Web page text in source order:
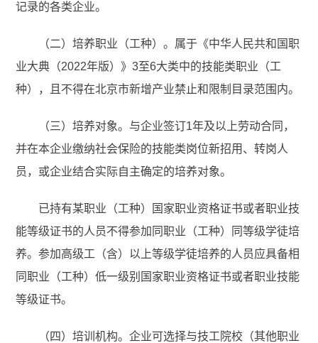
记录的各类企业。
（二）培养职业（工种）。属于《中华人民共和国职
业大典（2022年版）》3至6大类中的技能类职业（工
种），且不得在北京市新增产业禁止和限制目录范围内。
（三）培养对象。与企业签订1年及以上劳动合同，
并在本企业缴纳社会保险的技能类岗位新招用、转岗人
员，或企业结合实际自主确定的培养对象。
已持有某职业（工种）国家职业资格证书或者职业技
能等级证书的人员不得参加同职业（工种）同等级学徒培
养。参加高级工（含）以上等级学徒培养的人员应具备相
同职业（工种）低一级别国家职业资格证书或者职业技能
等级证书。
（四）培训机构。企业可选择与技工院校（其他职业